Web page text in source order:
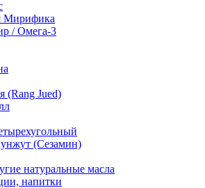
Мирифика
/ Омега-3
(Rang Jued)
(Сезамин)
натуральные масла
напитки